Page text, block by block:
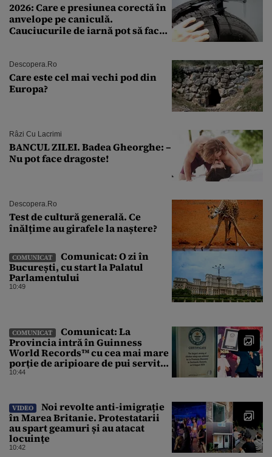
2026: Care e presiunea corectă în
anvelope pe caniculă.
Cauciucurile de iarnă pot să facă
Descopera.ro
Care este cel mai vechi pod din
Europa?
Râzi Cu Lacrimi
BANCUL ZILEI. Badea Gheorghe: –
Nu pot face dragoste!
Descopera.ro
Test de cultură generală. Ce
înălțime au girafele la naștere?
COMUNICAT
Comunicat: O zi în
București, cu start la Palatul
Parlamentului
10:49
COMUNICAT
Comunicat: La
Provincia intră în Guinness
World Records™ cu cea mai mare
porție de aripioare de pui servită
la un eveniment
10:44
VIDEO
Noi revolte anti-imigrație
în Marea Britanie. Protestatarii
au spart geamuri și au atacat
locuințe
10:42